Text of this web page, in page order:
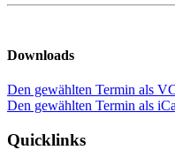
Downloads
Den gewählten Termin als
Den gewählten Termin als
Quicklinks